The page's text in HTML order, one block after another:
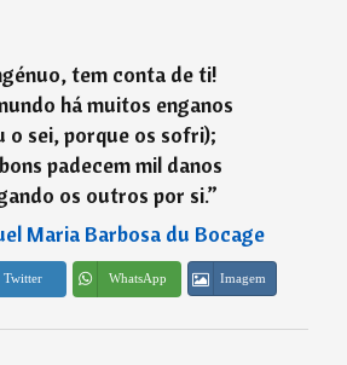
tem conta de ti!
há muitos enganos
o sei, porque os sofri);
padecem mil danos
os outros por si.”
Maria Barbosa du Bocage
Twitter WhatsApp Imagem